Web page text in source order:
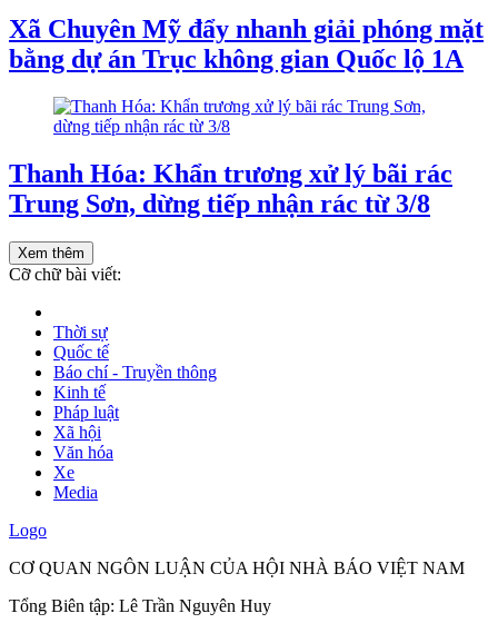
Xã Chuyên Mỹ đẩy nhanh giải phóng mặt
bằng dự án Trục không gian Quốc lộ 1A
Thanh Hóa: Khẩn trương xử lý bãi rác
Trung Sơn, dừng tiếp nhận rác từ 3/8
Xem thêm
Cỡ chữ bài viết:
Thời sự
Quốc tế
Báo chí - Truyền thông
Kinh tế
Pháp luật
Xã hội
Văn hóa
Xe
Media
Logo
CƠ QUAN NGÔN LUẬN CỦA HỘI NHÀ BÁO VIỆT NAM
Tổng Biên tập: Lê Trần Nguyên Huy